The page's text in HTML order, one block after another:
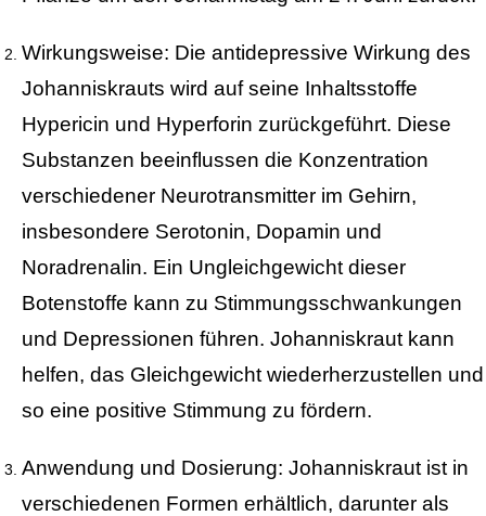
Wirkungsweise: Die antidepressive Wirkung des
Johanniskrauts wird auf seine Inhaltsstoffe
Hypericin und Hyperforin zurückgeführt. Diese
Substanzen beeinflussen die Konzentration
verschiedener Neurotransmitter im Gehirn,
insbesondere Serotonin, Dopamin und
Noradrenalin. Ein Ungleichgewicht dieser
Botenstoffe kann zu Stimmungsschwankungen
und Depressionen führen. Johanniskraut kann
helfen, das Gleichgewicht wiederherzustellen und
so eine positive Stimmung zu fördern.
Anwendung und Dosierung: Johanniskraut ist in
verschiedenen Formen erhältlich, darunter als